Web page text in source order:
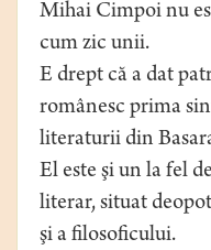
Mihai Cimpoi nu
cum zic unii.
E drept că a dat
românesc prima
literaturii din
El este şi un la fel
literar, situat
şi a filosoficului.